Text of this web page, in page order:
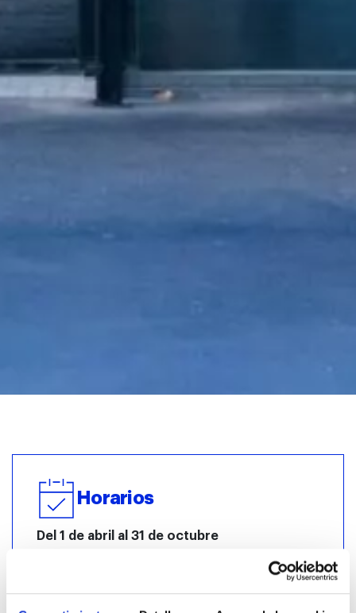
Horarios
Del 1 de abril al 31 de octubre
Horario especial del 24 de julio al 31 de agosto: